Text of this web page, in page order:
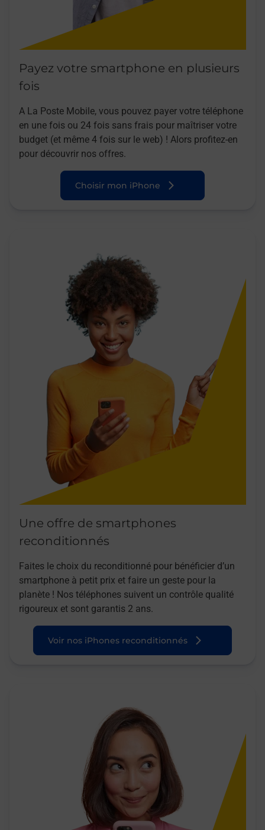
Payez votre smartphone en plusieurs
fois
A La Poste Mobile, vous pouvez payer votre téléphone
en une fois ou 24 fois sans frais pour maîtriser votre
budget (et même 4 fois sur le web) ! Alors profitez-en
pour découvrir nos offres.
Choisir mon iPhone
Une offre de smartphones
reconditionnés
Faites le choix du reconditionné pour bénéficier d’un
smartphone à petit prix et faire un geste pour la
planète ! Nos téléphones suivent un contrôle qualité
rigoureux et sont garantis 2 ans.
Voir nos iPhones reconditionnés